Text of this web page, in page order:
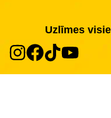
Uzlīmes